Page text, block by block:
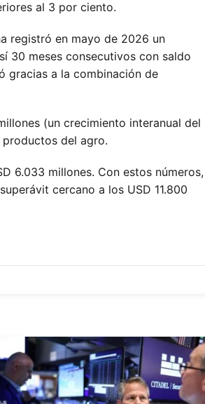
al 3 por ciento.
registró en mayo de 2026 un
30 meses consecutivos con saldo
gracias a la combinación de
(un crecimiento interanual del
del agro.
6.033 millones. Con estos números,
cercano a los USD 11.800